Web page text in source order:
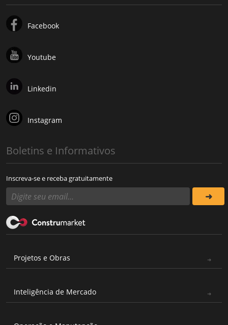
Facebook
Youtube
Linkedin
Instagram
Boletins e Informativos
Inscreva-se e receba gratuitamente
Projetos e Obras
Inteligência de Mercado